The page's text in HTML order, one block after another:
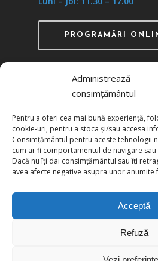
Administrează
consimțământul
Pentru a oferi cea mai bună experiență,
cookie-uri, pentru a stoca și/sau accesa
Consimțământul pentru aceste tehnologii
cum ar fi comportamentul de navigare sau
Dacă nu îți dai consimțământul sau îți
avea afecte negative asupra unor
Acceptă
Refuză
PROGRAMĂRI
prin HG 1242/29.11.2000
634/06.12.2000
Politica de confidențialitate
Politica de cookies
© 2026 UCIMR. All Rights Reserved.